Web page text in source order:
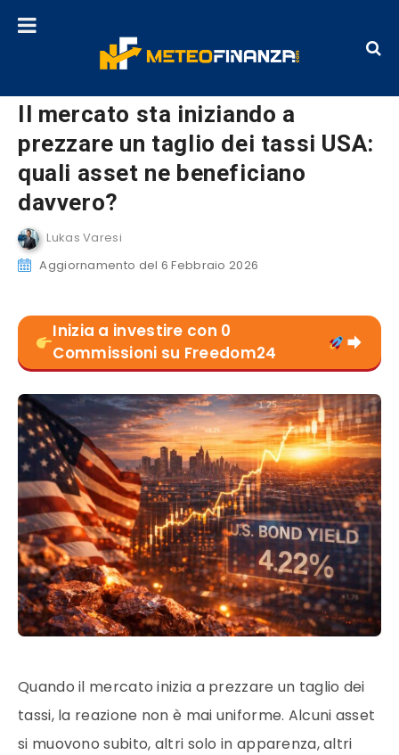
Il mercato sta iniziando a
prezzare un taglio dei tassi USA:
quali asset ne beneficiano
davvero?
Lukas Varesi
Aggiornamento del 6 Febbraio 2026
Inizia a investire con 0
Commissioni su Freedom24
Quando il mercato inizia a prezzare un taglio dei
tassi, la reazione non è mai uniforme. Alcuni asset
si muovono subito, altri solo in apparenza, altri